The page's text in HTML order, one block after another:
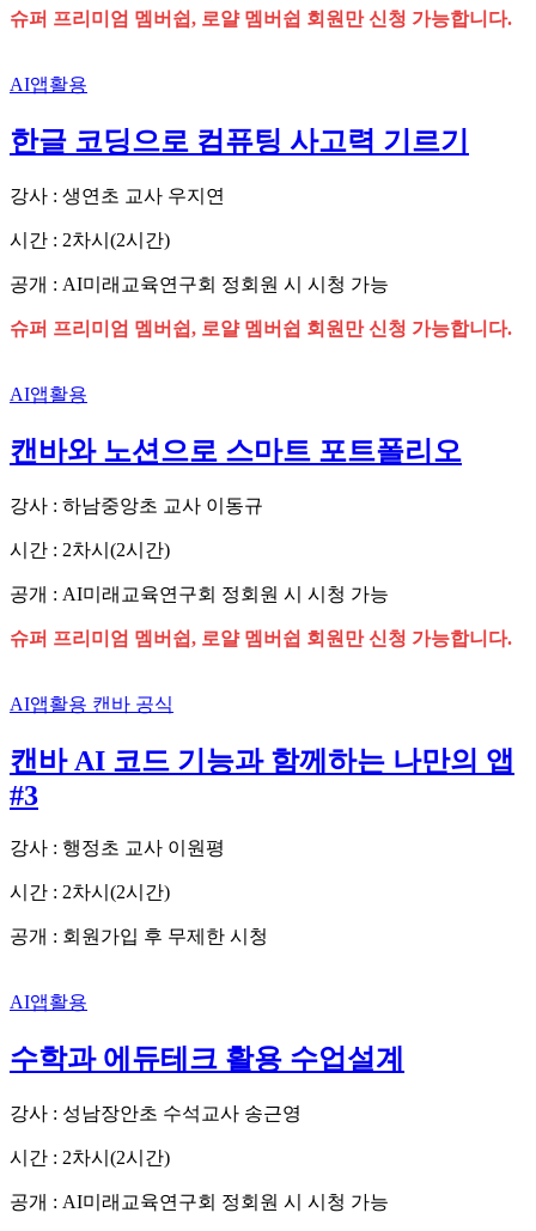
슈퍼 프리미엄 멤버쉽, 로얄 멤버쉽 회원만 신청 가능합니다.
AI앱활용
한글 코딩으로 컴퓨팅 사고력 기르기
강사 : 생연초 교사 우지연
시간 : 2차시(2시간)
공개 : AI미래교육연구회 정회원 시 시청 가능
슈퍼 프리미엄 멤버쉽, 로얄 멤버쉽 회원만 신청 가능합니다.
AI앱활용
캔바와 노션으로 스마트 포트폴리오
강사 : 하남중앙초 교사 이동규
시간 : 2차시(2시간)
공개 : AI미래교육연구회 정회원 시 시청 가능
슈퍼 프리미엄 멤버쉽, 로얄 멤버쉽 회원만 신청 가능합니다.
AI앱활용 캔바 공식
캔바 AI 코드 기능과 함께하는 나만의 앱
#3
강사 : 행정초 교사 이원평
시간 : 2차시(2시간)
공개 : 회원가입 후 무제한 시청
AI앱활용
수학과 에듀테크 활용 수업설계
강사 : 성남장안초 수석교사 송근영
시간 : 2차시(2시간)
공개 : AI미래교육연구회 정회원 시 시청 가능